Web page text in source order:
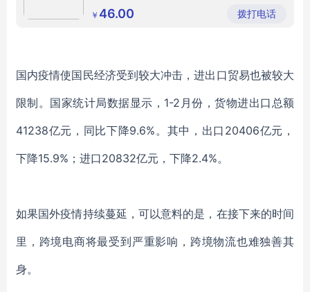
限公司
￥ 46.00 拨打电话
国内疫情使国民经济受到较大冲击，进出口贸易也被较大
限制。国家统计局数据显示，1-2月份，货物进出口总额
41238亿元，同比下降9.6%。其中，出口20406亿元，
下降15.9%；进口20832亿元，下降2.4%。
如果国外疫情持续蔓延，可以意料的是，在接下来的时间
里，跨境电商将最受到严重影响，跨境物流也难独善其
身。